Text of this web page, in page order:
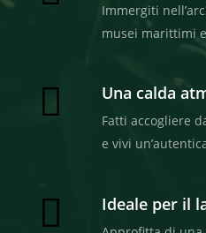
Immergiti
musei marittimi
Una calda
Fatti accogliere
e vivi
Ideale per il